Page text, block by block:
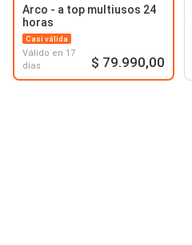
Arco - a top multiusos 24
horas
Casi válida
Válido en 17
días
$ 79.990,00